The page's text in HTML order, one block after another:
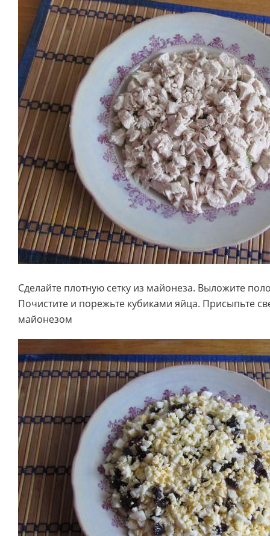
Сделайте плотную сетку из майонеза. Выложите
Почистите и порежьте кубиками яйца. Присыпьте
майонезом